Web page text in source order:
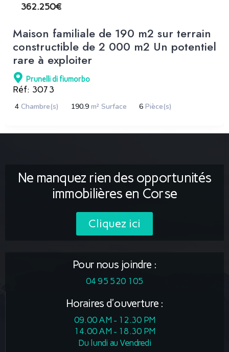
362.250€
Maison familiale de 190 m2 sur terrain
constructible de 2 000 m2 Un potentiel
rare à exploiter
Prunelli di fiumorbo
Réf: 3073
4 Chambre(s) 190.9 m² Surface 6 Pièce(s)
Ne manquez rien des opportunités
immobilières en Corse
Cliquez ici
Pour nous joindre :
04 95 520 105
Horaires d'ouverture :
09.00 AM - 12.30 PM
14.00 AM - 18.30 PM
Du lundi au Vendredi